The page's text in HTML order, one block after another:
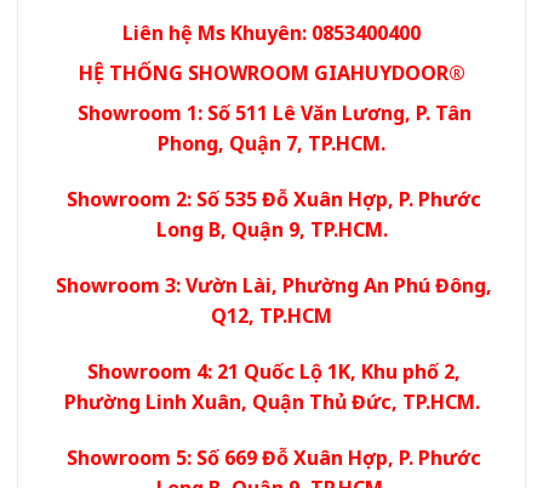
Liên hệ Ms Khuyên: 0853400400
HỆ THỐNG SHOWROOM GIAHUYDOOR®
Showroom 1: Số 511 Lê Văn Lương, P. Tân
Phong, Quận 7, TP.HCM.
Showroom 2: Số 535 Đỗ Xuân Hợp, P. Phước
Long B, Quận 9, TP.HCM.
Showroom 3: Vườn Lài, Phường An Phú Đông,
Q12, TP.HCM
Showroom 4: 21 Quốc Lộ 1K, Khu phố 2,
Phường Linh Xuân, Quận Thủ Đức, TP.HCM.
Showroom 5: Số 669 Đỗ Xuân Hợp, P. Phước